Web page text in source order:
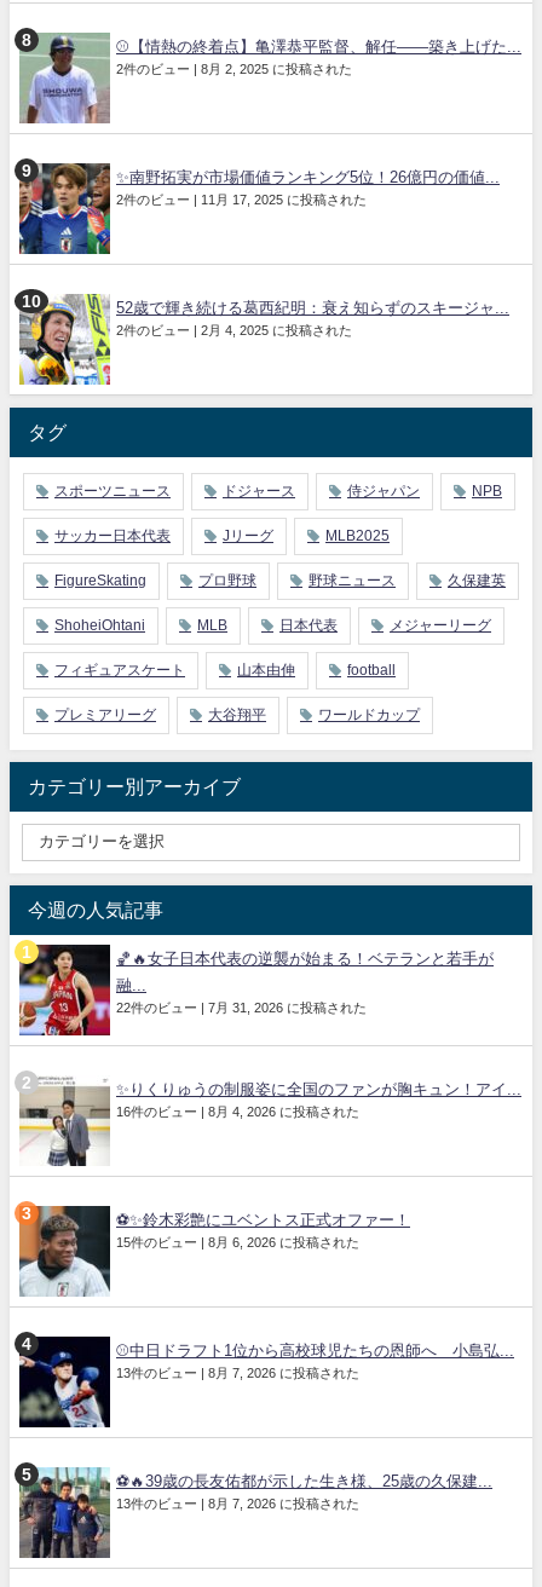
⚾【情熱の終着点】亀澤恭平監督、解任――築き上げた...
2件のビュー | 8月 2, 2025 に投稿された
✨南野拓実が市場価値ランキング5位！26億円の価値...
2件のビュー | 11月 17, 2025 に投稿された
52歳で輝き続ける葛西紀明：衰え知らずのスキージャ...
2件のビュー | 2月 4, 2025 に投稿された
タグ
スポーツニュース ドジャース 侍ジャパン NPB
サッカー日本代表 Jリーグ MLB2025
FigureSkating プロ野球 野球ニュース 久保建英
ShoheiOhtani MLB 日本代表 メジャーリーグ
フィギュアスケート 山本由伸 football
プレミアリーグ 大谷翔平 ワールドカップ
カテゴリー別アーカイブ
今週の人気記事
🏀🔥女子日本代表の逆襲が始まる！ベテランと若手が
融...
22件のビュー 7月 31, 2026 に投稿された
✨りくりゅうの制服姿に全国のファンが胸キュン！アイ...
16件のビュー 8月 4, 2026 に投稿された
⚽✨鈴木彩艶にユベントス正式オファー！
15件のビュー 8月 6, 2026 に投稿された
⚾中日ドラフト1位から高校球児たちの恩師へ 小島弘...
13件のビュー 8月 7, 2026 に投稿された
⚽🔥39歳の長友佑都が示した生き様、25歳の久保建...
13件のビュー 8月 7, 2026 に投稿された